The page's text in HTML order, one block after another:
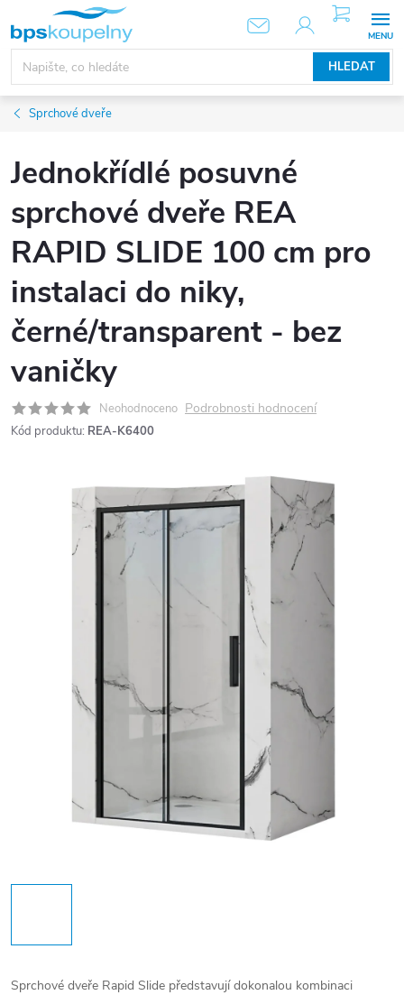
obsah
HLEDAT
NÁKUPNÍ
KOŠÍK
Sprchové dveře
Jednokřídlé posuvné
sprchové dveře REA
RAPID SLIDE 100 cm pro
instalaci do niky,
černé/transparent - bez
vaničky
Neohodnoceno Podrobnosti hodnocení
Kód produktu: REA-K6400
Sprchové dveře Rapid Slide představují dokonalou kombinaci